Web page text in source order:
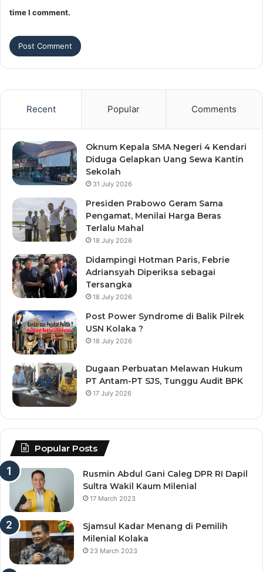
time I comment.
Recent Popular Comments
Oknum Kepala SMA Negeri 4 Kendari
Diduga Gelapkan Uang Sewa Kantin
Sekolah
31 July 2026
Presiden Prabowo Geram Sama
Pengamat, Menilai Harga Beras
Terlalu Mahal
18 July 2026
Didampingi Hotman Paris, Febrie
Adriansyah Diperiksa sebagai
Tersangka
18 July 2026
Post Power Syndrome di Balik Pilrek
USN Kolaka ?
18 July 2026
Dugaan Perbuatan Melawan Hukum
PT Antam-PT SJS, Tunggu Audit BPK
17 July 2026
Popular Posts
Rusmin Abdul Gani Caleg DPR RI Dapil
Sultra Wakil Kaum Milenial
17 March 2023
Sjamsul Kadar Menang di Pemilih
Milenial Kolaka
23 March 2023